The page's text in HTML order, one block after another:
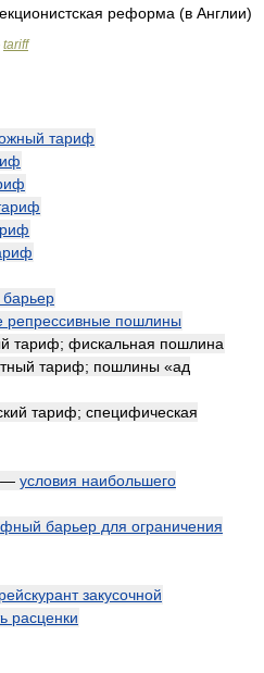
реформа (в Англии)
tariff
тариф
репрессивные пошлины
тариф; фискальная пошлина
тариф; пошлины «ад
тариф; специфическая
— условия наибольшего
барьер для ограничения
закусочной
расценки